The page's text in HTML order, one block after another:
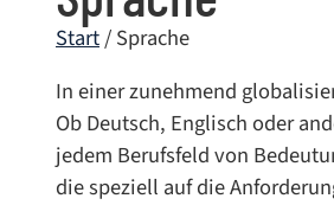
Start/ Sprache
In einer zunehmend
Ob Deutsch, Englisch oder
jedem Berufsfeld von
die speziell auf die